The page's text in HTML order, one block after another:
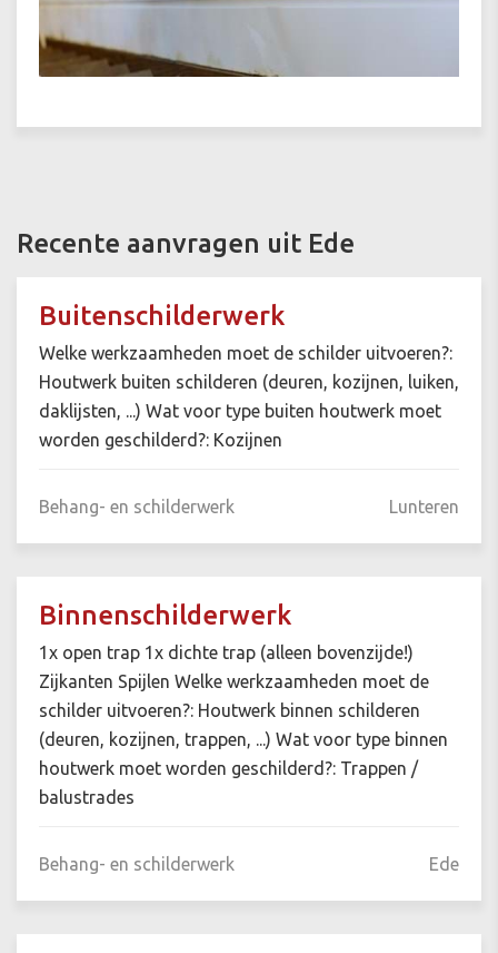
Recente aanvragen uit Ede
Buitenschilderwerk
Welke werkzaamheden moet de schilder uitvoeren?:
Houtwerk buiten schilderen (deuren, kozijnen, luiken,
daklijsten, ...) Wat voor type buiten houtwerk moet
worden geschilderd?: Kozijnen
Behang- en schilderwerk Lunteren
Binnenschilderwerk
1x open trap 1x dichte trap (alleen bovenzijde!)
Zijkanten Spijlen Welke werkzaamheden moet de
schilder uitvoeren?: Houtwerk binnen schilderen
(deuren, kozijnen, trappen, ...) Wat voor type binnen
houtwerk moet worden geschilderd?: Trappen /
balustrades
Behang- en schilderwerk Ede